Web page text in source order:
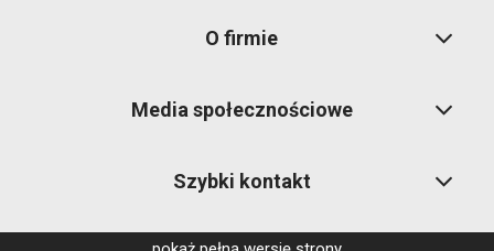
O firmie
Media społecznościowe
Szybki kontakt